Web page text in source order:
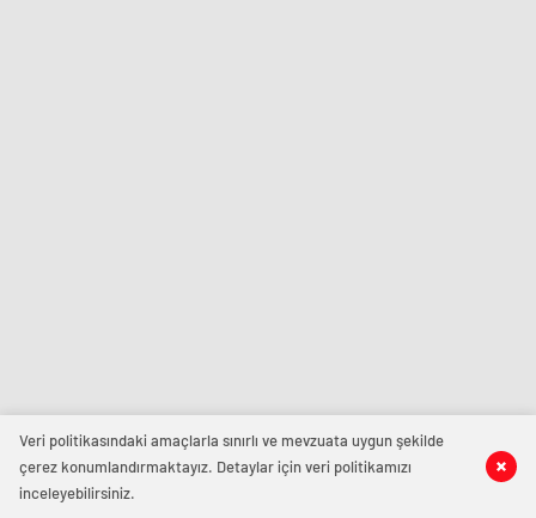
Veri politikasındaki amaçlarla sınırlı ve mevzuata uygun şekilde
çerez konumlandırmaktayız. Detaylar için veri politikamızı
inceleyebilirsiniz.